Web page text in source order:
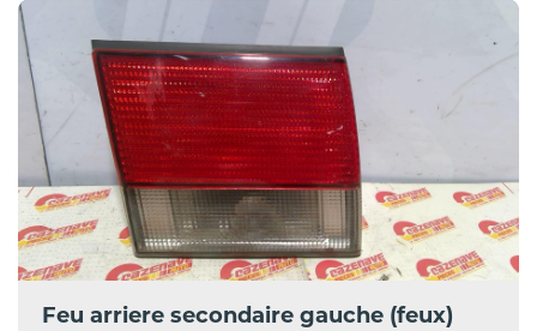
Feu arriere secondaire gauche (feux)